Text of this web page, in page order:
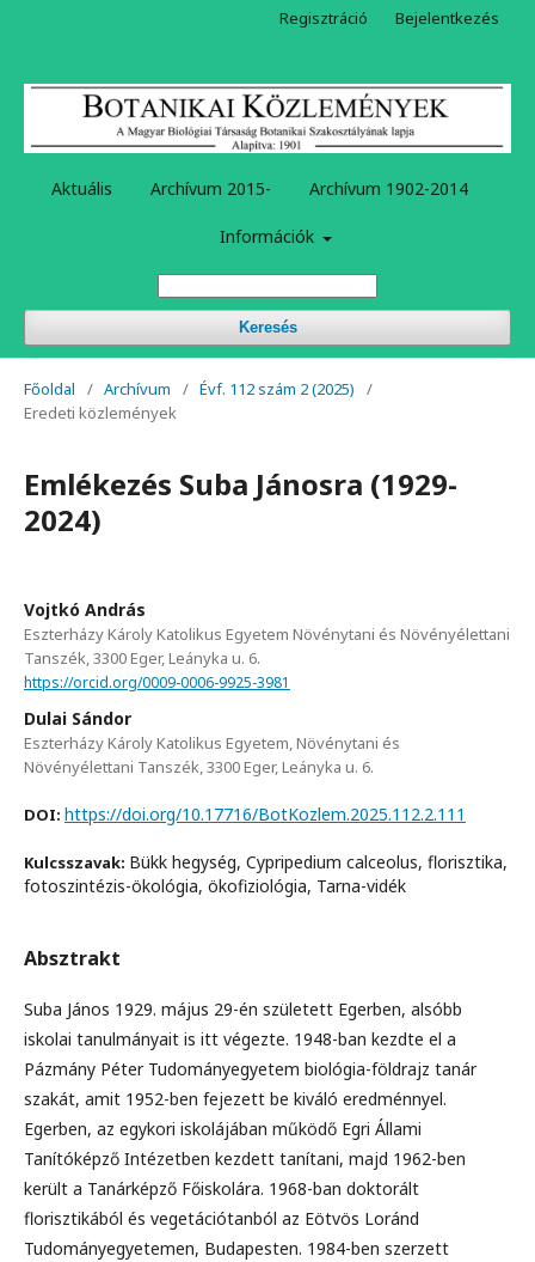
Aktuális Archívum 2015- Archívum 1902-2014
Információk
Keresés
Regisztráció Bejelentkezés
Főoldal / Archívum / Évf. 112 szám 2 (2025)
/
Eredeti közlemények
Emlékezés Suba Jánosra (1929-
2024)
Vojtkó András
Eszterházy Károly Katolikus Egyetem Növénytani és Növényélettani
Tanszék, 3300 Eger, Leányka u. 6.
https://orcid.org/0009-0006-9925-3981
Dulai Sándor
Eszterházy Károly Katolikus Egyetem, Növénytani és
Növényélettani Tanszék, 3300 Eger, Leányka u. 6.
DOI: https://doi.org/10.17716/BotKozlem.2025.112.2.111
Kulcsszavak: Bükk hegység, Cypripedium calceolus, florisztika,
fotoszintézis-ökológia, ökofiziológia, Tarna-vidék
Absztrakt
Suba János 1929. május 29-én született Egerben, alsóbb
iskolai tanulmányait is itt végezte. 1948-ban kezdte el a
Pázmány Péter Tudományegyetem biológia-földrajz tanár
szakát, amit 1952-ben fejezett be kiváló eredménnyel.
Egerben, az egykori iskolájában működő Egri Állami
Tanítóképző Intézetben kezdett tanítani, majd 1962-ben
került a Tanárképző Főiskolára. 1968-ban doktorált
florisztikából és vegetációtanból az Eötvös Loránd
Tudományegyetemen, Budapesten. 1984-ben szerzett